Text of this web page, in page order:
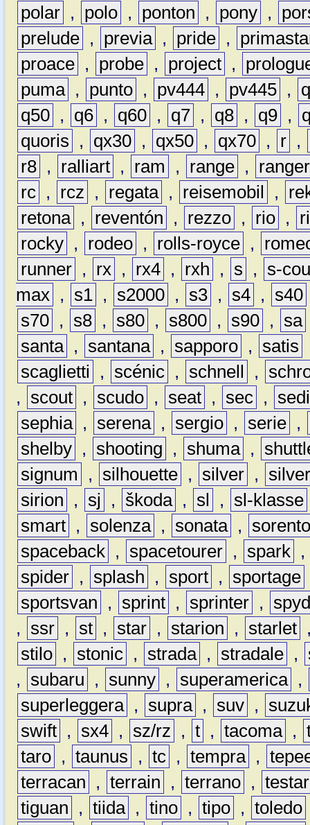
polar , polo , ponton , pony ,
prelude , previa , pride ,
proace , probe , project ,
puma , punto , pv444 , pv445 ,
q50 , q6 , q60 , q7 , q8 , q9 ,
quoris
, qx30 , qx50 , qx70 , r ,
r8 , ralliart , ram , range ,
ranger
rc , rcz , regata , reisemobil ,
retona , reventón , rezzo , rio ,
rocky , rodeo , rolls-royce ,
runner , rx , rx4 , rxh , s ,
s-
max , s1 , s2000 , s3 , s4 , s40
s70 , s8 , s80 , s800 , s90 , sa
santa , santana , sapporo , satis
scaglietti
, scénic , schnell ,
,
scout , scudo , seat , sec ,
sephia , serena , sergio , serie ,
shelby , shooting , shuma ,
signum
, silhouette , silver ,
sirion
, sj , škoda , sl , sl-klasse
smart , solenza , sonata ,
spaceback , spacetourer , spark ,
spider , splash , sport , sportage
sportsvan
, sprint , sprinter ,
,
ssr , st , star , starion , starlet
stilo , stonic , strada , stradale ,
,
subaru , sunny , superamerica ,
superleggera , supra , suv ,
swift , sx4 , sz/rz , t , tacoma ,
taro , taunus , tc , tempra ,
terracan
, terrain , terrano ,
tiguan
, tiida , tino , tipo , toledo